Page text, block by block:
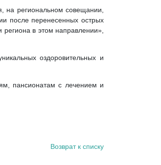
на региональном совещании,
после перенесенных острых
в этом направлении»,
оздоровительных и
пансионатам с лечением и
Возврат к списку